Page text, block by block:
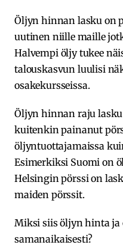
Öljyn hinnan lasku on
uutinen niille maille
Halvempi öljy tukee
talouskasvun luulisi
osakekursseissa.
Öljyn hinnan raju
kuitenkin painanut
öljyntuottajamaissa
Esimerkiksi Suomi on
Helsingin pörssi on
maiden pörssit.
Miksi siis öljyn hinta ja
samanaikaisesti?